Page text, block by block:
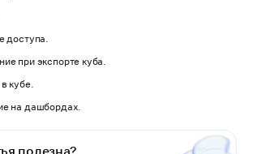
доступа.
при экспорте куба.
кубе.
на дашбордах.